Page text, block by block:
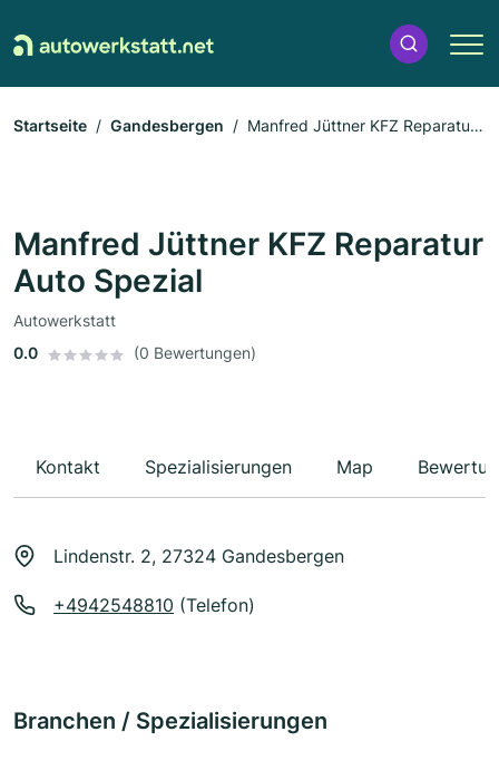
Startseite Gandesbergen
Manfred Jüttner KFZ Reparatur
Manfred Jüttner KFZ Reparatur
Auto Spezial
Autowerkstatt
0.0
(0 Bewertungen)
Kontakt Spezialisierungen Map
Lindenstr. 2, 27324 Gandesbergen
+4942548810 (Telefon)
Branchen / Spezialisierungen